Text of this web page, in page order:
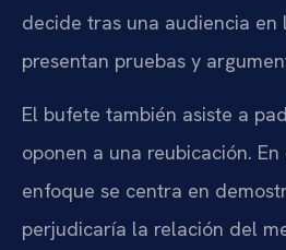
decide tras una audiencia en
presentan pruebas y
El bufete también asiste a
oponen a una reubicación. En
enfoque se centra en
perjudicaría la relación del